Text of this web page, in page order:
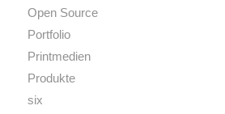
Open Source
Portfolio
Printmedien
Produkte
six